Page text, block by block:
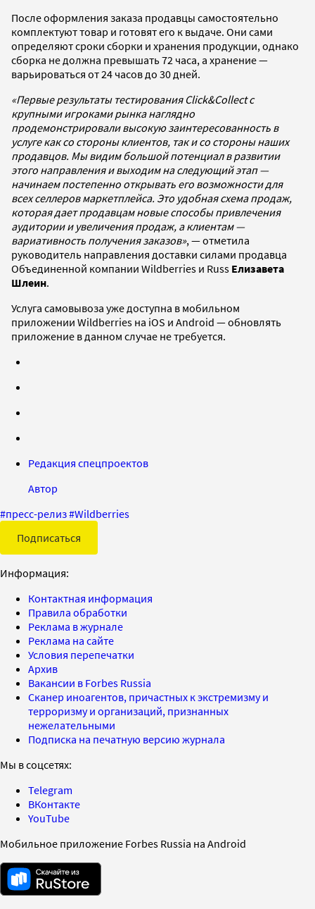
После оформления заказа продавцы самостоятельно
комплектуют товар и готовят его к выдаче. Они сами
определяют сроки сборки и хранения продукции, однако
сборка не должна превышать 72 часа, а хранение —
варьироваться от 24 часов до 30 дней.
«Первые результаты тестирования Click&Collect с
крупными игроками рынка наглядно
продемонстрировали высокую заинтересованность в
услуге как со стороны клиентов, так и со стороны наших
продавцов. Мы видим большой потенциал в развитии
этого направления и выходим на следующий этап —
начинаем постепенно открывать его возможности для
всех селлеров маркетплейса. Это удобная схема продаж,
которая дает продавцам новые способы привлечения
аудитории и увеличения продаж, а клиентам —
вариативность получения заказов», — отметила
руководитель направления доставки силами продавца
Объединенной компании Wildberries и Russ Елизавета
Шлеин.
Услуга самовывоза уже доступна в мобильном
приложении Wildberries на iOS и Android — обновлять
приложение в данном случае не требуется.
Редакция спецпроектов
Автор
#пресс-релиз#Wildberries
Подписаться
Информация:
Контактная информация
Правила обработки
Реклама в журнале
Реклама на сайте
Условия перепечатки
Архив
Вакансии в Forbes Russia
Сканер иноагентов, причастных к экстремизму и
терроризму и организаций, признанных
нежелательными
Подписка на печатную версию журнала
Мы в соцсетях:
Telegram
ВКонтакте
YouTube
Мобильное приложение Forbes Russia на Android